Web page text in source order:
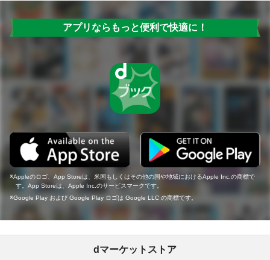
アプリならもっと便利で快適に！
Appleのロゴ、App Storeは、米国もしくはその他の国や地域におけるApple Inc.の商標で
す。App Storeは、Apple Inc.のサービスマークです。
Google Play および Google Play ロゴは Google LLC の商標です。
dマーケットストア